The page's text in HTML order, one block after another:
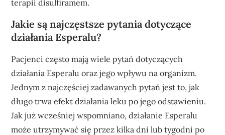
terapii disulfiramem.
Jakie są najczęstsze pytania dotyczące
działania Esperalu?
Pacjenci często mają wiele pytań dotyczących
działania Esperalu oraz jego wpływu na organizm.
Jednym z najczęściej zadawanych pytań jest to, jak
długo trwa efekt działania leku po jego odstawieniu.
Jak już wcześniej wspomniano, działanie Esperalu
może utrzymywać się przez kilka dni lub tygodni po